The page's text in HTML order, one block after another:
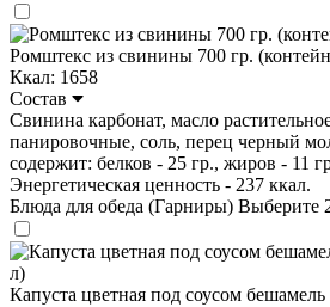
Ромштекс из свинины 700 гр.
Ккал: 1658
Состав
Свинина карбонат, масло
панировочные, соль, перец черный
содержит: белков - 25 гр., жиров - 11
Энергетическая ценность - 237 ккал.
Блюда для обеда (Гарниры) Выберите
Капуста цветная под соусом